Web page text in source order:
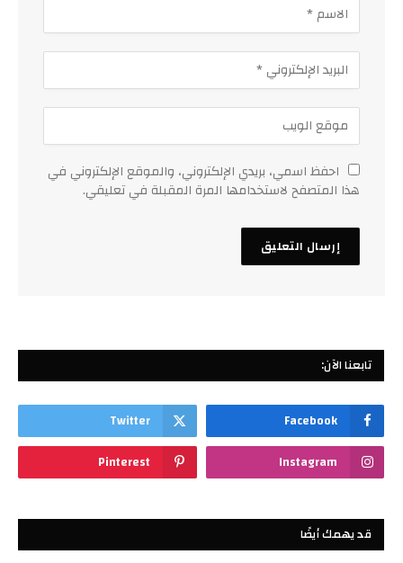
احفظ اسمي، بريدي الإلكتروني، والموقع الإلكتروني في
هذا المتصفح لاستخدامها المرة المقبلة في تعليقي.
تابعنا الآن:
Facebook
Twitter
Instagram
Pinterest
قد يهمك أيضًا